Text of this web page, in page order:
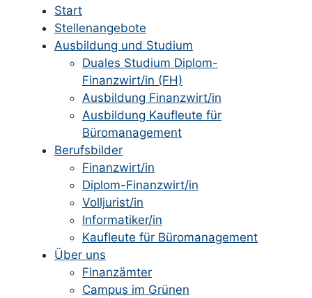
Start
Stellenangebote
Ausbildung und Studium
Duales Studium Diplom-
Finanzwirt/in (FH)
Ausbildung Finanzwirt/in
Ausbildung Kaufleute für
Büromanagement
Berufsbilder
Finanzwirt/in
Diplom-Finanzwirt/in
Volljurist/in
Informatiker/in
Kaufleute für Büromanagement
Über uns
Finanzämter
Campus im Grünen